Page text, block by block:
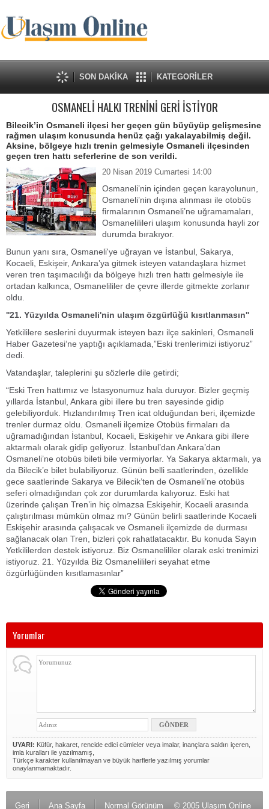
SON DAKİKA KATEGORİLER
OSMANELİ HALKI TRENİNİ GERİ İSTİYOR
Bilecik’in Osmaneli ilçesi her geçen gün büyüyüp gelişmesine
rağmen ulaşım konusunda henüz çağı yakalayabilmiş değil.
Aksine, bölgeye hızlı trenin gelmesiyle Osmaneli ilçesinden
geçen tren hattı seferlerine de son verildi.
20 Nisan 2019 Cumartesi 14:00
Osmaneli’nin içinden geçen karayolunun,
Osmaneli’nin dışına alınması ile otobüs
firmalarının Osmaneli’ne uğramamaları,
Osmanelilileri ulaşım konusunda hayli zor
durumda bırakıyor.
Bunun yanı sıra, Osmaneli'ye uğrayan ve İstanbul, Sakarya,
Kocaeli, Eskişeir, Ankara’ya gitmek isteyen vatandaşlara hizmet
veren tren taşımacılığı da bölgeye hızlı tren hattı gelmesiyle ile
ortadan kalkınca, Osmanelililer de çevre illerde gitmekte zorlanır
oldu.
''21. Yüzyılda Osmaneli'nin ulaşım özgürlüğü kısıtlanmasın''
Yetkililere seslerini duyurmak isteyen bazı ilçe sakinleri, Osmaneli
Haber Gazetesi‘ne yaptığı açıklamada,”Eski trenlerimizi istiyoruz”
dedi.
Vatandaşlar, taleplerini şu sözlerle dile getirdi;
“Eski Tren hattımız ve İstasyonumuz hala duruyor. Bizler geçmiş
yıllarda İstanbul, Ankara gibi illere bu tren sayesinde gidip
gelebiliyorduk. Hızlandırılmış Tren icat olduğundan beri, ilçemizde
trenler durmaz oldu. Osmaneli ilçemize Otobüs firmaları da
uğramadığından İstanbul, Kocaeli, Eskişehir ve Ankara gibi illere
aktarmalı olarak gidip geliyoruz. İstanbul’dan Ankara’dan
Osmaneli’ne otobüs bileti bile vermiyorlar. Ya Sakarya aktarmalı, ya
da Bilecik’e bilet bulabiliyoruz. Günün belli saatlerinden, özellikle
gece saatlerinde Sakarya ve Bilecik’ten de Osmaneli’ne otobüs
seferi olmadığından çok zor durumlarda kalıyoruz. Eski hat
üzerinde çalışan Tren’in hiç olmazsa Eskişehir, Kocaeli arasında
çalıştırılması mümkün olmaz mı? Günün belirli saatlerinde Kocaeli
Eskişehir arasında çalışacak ve Osmaneli ilçemizde de durması
sağlanacak olan Tren, bizleri çok rahatlatacaktır. Bu konuda Sayın
Yetkililerden destek istiyoruz. Biz Osmanelililer olarak eski trenimizi
istiyoruz. 21. Yüzyılda Biz Osmanelilileri seyahat etme
özgürlüğünden kısıtlamasınlar”
Yorumlar
UYARI: Küfür, hakaret, rencide edici cümleler veya imalar, inançlara saldırı içeren,
imla kuralları ile yazılmamış,
Türkçe karakter kullanılmayan ve büyük harflerle yazılmış yorumlar
onaylanmamaktadır.
Geri Ana Sayfa Normal Görünüm © 2005 Ulaşım Online